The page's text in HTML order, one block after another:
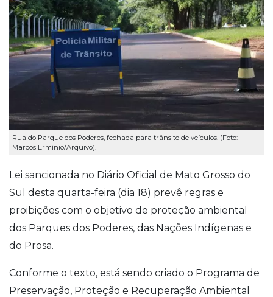
Rua do Parque dos Poderes, fechada para trânsito de veículos. (Foto:
Marcos Ermínio/Arquivo).
Lei sancionada no Diário Oficial de Mato Grosso do
Sul desta quarta-feira (dia 18) prevê regras e
proibições com o objetivo de proteção ambiental
dos Parques dos Poderes, das Nações Indígenas e
do Prosa.
Conforme o texto, está sendo criado o Programa de
Preservação, Proteção e Recuperação Ambiental